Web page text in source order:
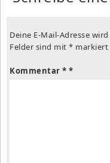
Deine E-Mail-Adresse
Felder sind mit * markiert
Kommentar *